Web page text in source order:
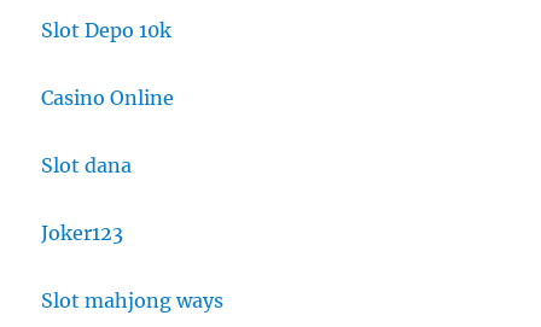
Slot Depo 10k
Casino Online
Slot dana
Joker123
Slot mahjong ways